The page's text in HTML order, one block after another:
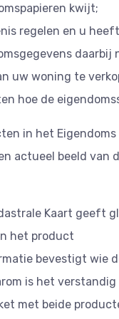
kwijt;
regelen en u
daarbij
uw woning te
hoe de
in het Eigendoms
actueel beeld van
Kaart geeft
het product
bevestigt wie
is het
met beide